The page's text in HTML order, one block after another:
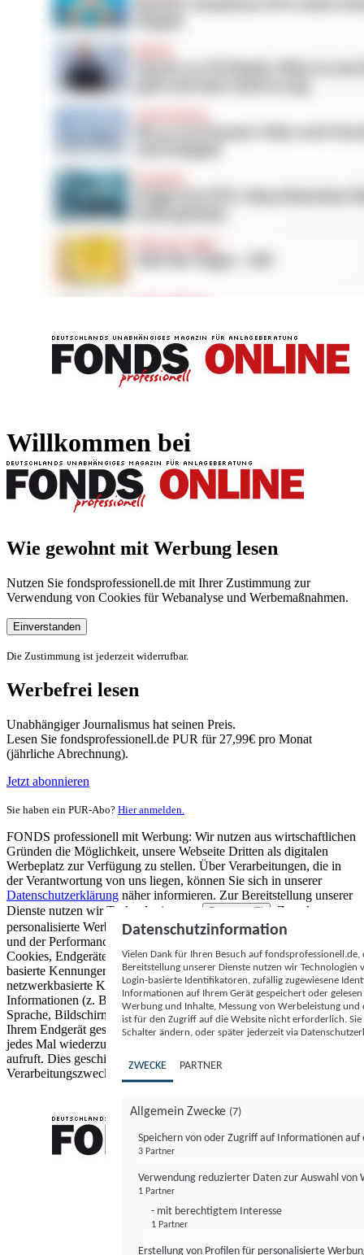
Willkommen bei
Wie gewohnt mit Werbung lesen
Nutzen Sie fondsprofessionell.de mit Ihrer Zustimmung zur
Verwendung von Cookies für Webanalyse und Werbemaßnahmen.
Einverstanden
Die Zustimmung ist jederzeit widerrufbar.
Werbefrei lesen
Unabhängiger Journalismus hat seinen Preis.
Lesen Sie fondsprofessionell.de PUR für 27,99€ pro Monat
(jährliche Abrechnung).
Jetzt abonnieren
Sie haben ein PUR-Abo? Hier anmelden.
FONDS professionell mit Werbung: Wir nutzen aus wirtschaftlichen
Gründen die Möglichkeit, unsere Webseite Dritten als digitalen
Werbeplatz zur Verfügung zu stellen. Über Verarbeitungen, die in
der Verantwortung von uns liegen, können Sie sich in unserer
Datenschutzerklärung näher informieren. Zur Bereitstellung unserer
Dienste nutzen wir Technologien von
Partnern (5)
. Zwecke:
personalisierte Werbung und Inhalte, Messung von Werbeleistung
und der Performance von Inhalten sowie Zielgruppenforschung.
Cookies, Endgeräte- oder ähnliche Online-Kennungen (z. B. login-
basierte Kennungen, zufällig generierte Kennungen,
netzwerkbasierte Kennungen) können zusammen mit anderen
Informationen (z. B. Browsertyp und Browserinformationen,
Sprache, Bildschirmgröße, unterstützte Technologien usw.) auf
Ihrem Endgerät gespeichert oder von dort ausgelesen werden, um es
jedes Mal wiederzuerkennen, wenn es eine App oder einer Webseite
aufruft. Dies geschieht für einen oder mehrere der hier aufgeführten
Verarbeitungszwecke.
Datenschutzinformation
Vielen Dank für Ihren Besuch auf
Bereitstellung unserer Dienste nutzen wir Technologien
Login-basierte Identifikatoren, zufällig zugewiesene
Informationen auf Ihrem Gerät gespeichert oder
Werbung und Inhalte, Messung von Werbeleistung
ist für den Zugriff auf die Website nicht erforderlich.
Schalter ändern, oder später jederzeit via
ZWECKE PARTNER
Allgemein Zwecke (7)
Speichern von oder Zugriff auf Informationen auf
3 Partner
Verwendung reduzierter Daten zur Auswahl von
1 Partner
- mit berechtigtem Interesse
1 Partner
Erstellung von Profilen für personalisierte
FONDS professionell